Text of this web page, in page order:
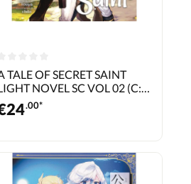
TALE OF SECRET SAINT
NOVEL SC VOL 02 (C:
0-1-1)
24.00*